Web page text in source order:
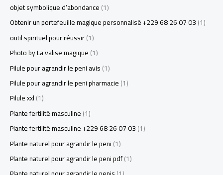
objet symbolique d’abondance(1)
Obtenir un portefeuille magique personnalisé +229 68 26 07 03(1)
outil spirituel pour réussir(1)
Photo by La valise magique(1)
Pilule pour agrandir le peni avis(1)
Pilule pour agrandir le peni pharmacie(1)
Pilule xxl(1)
Plante fertilité masculine(1)
Plante fertilité masculine +229 68 26 07 03(1)
Plante naturel pour agrandir le peni(1)
Plante naturel pour agrandir le peni pdf(1)